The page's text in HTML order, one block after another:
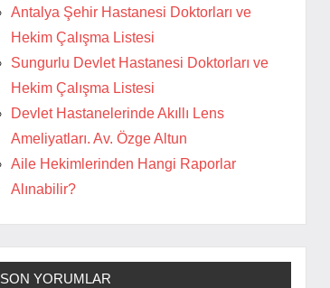
Antalya Şehir Hastanesi Doktorları ve
Hekim Çalışma Listesi
Sungurlu Devlet Hastanesi Doktorları ve
Hekim Çalışma Listesi
Devlet Hastanelerinde Akıllı Lens
Ameliyatları. Av. Özge Altun
Aile Hekimlerinden Hangi Raporlar
Alınabilir?
SON YORUMLAR